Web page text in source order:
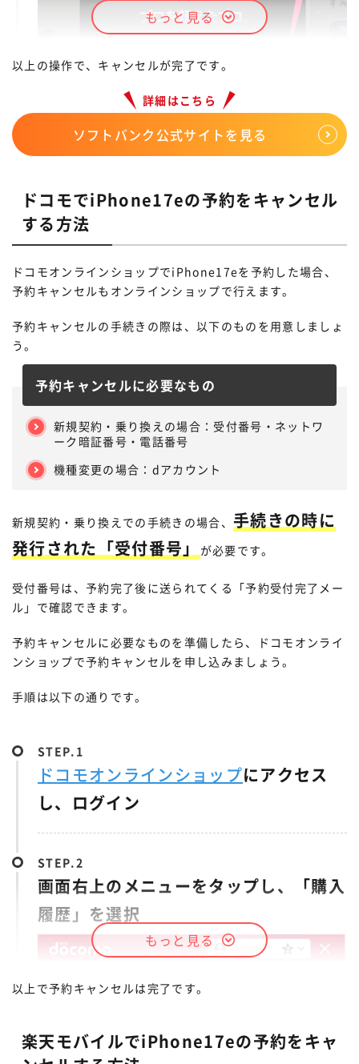
注文履歴からiPhone17eを選び、「ご
予約のキャンセル」をタップ
終了
「ご利用ガイド」→「ご利用ガイド ト
ップ」の順に選択
STEP.
「お申し込み内容の確認・変更」をタッ
プ
もっと見る
以上の操作で、キャンセルが完了です。
詳細はこちら
ソフトバンク公式サイトを見る
ドコモでiPhone17eの予約をキャンセル
する方法
ドコモオンラインショップでiPhone17eを予約した場合、
予約キャンセルもオンラインショップで行えます。
予約キャンセルの手続きの際は、以下のものを用意しましょ
う。
予約キャンセルに必要なもの
新規契約・乗り換えの場合：受付番号・ネットワ
ーク暗証番号・電話番号
機種変更の場合：dアカウント
新規契約・乗り換えでの手続きの場合、 手続きの時に
発行された「受付番号」
が必要です。
受付番号は、予約完了後に送られてくる「予約受付完了メー
ル」で確認できます。
予約キャンセルに必要なものを準備したら、ドコモオンライ
ンショップで予約キャンセルを申し込みましょう。
手順は以下の通りです。
STEP.
ドコモオンラインショップにアクセス
し、ログイン
STEP.
画面右上のメニューをタップし、「購入
履歴」を選択
もっと見る
以上で予約キャンセルは完了です。
楽天モバイルでiPhone17eの予約をキャ